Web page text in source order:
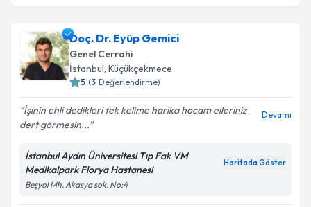
Doç. Dr. Eyüp Gemici
Genel Cerrahi
İstanbul, Küçükçekmece
5 (3 Değerlendirme)
İşinin ehli dedikleri tek kelime harika hocam elleriniz
dert görmesin...
Devamı
İstanbul Aydın Üniversitesi Tıp Fak VM
Medikalpark Florya Hastanesi
Haritada Göster
Beşyol Mh. Akasya sok. No:4